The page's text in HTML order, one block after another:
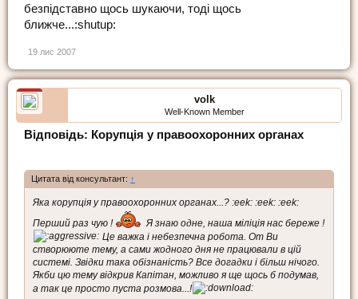
безпідставно щось шукаючи, тоді щось
ближче...:shutup:
19 лис 2007
volk
Well-Known Member
Відповідь: Корупція у правоохоронних органах
Цитата від консультант: ↑
Яка корупція у правоохоронних органах...? :eek: :eek: :eek:
Перший раз чую !
Я знаю одне, наша міліція нас береже !
Це важка і небезпечна робота. От Ви
створююте тему, а сами жодного дня не працювали в цій
системі. Звідки така обізнаність? Все догадки і більш нічого.
Якби цю тему відкрив Капітан, можливо я ще щось б подумав,
а так це просто пуста розмова...!